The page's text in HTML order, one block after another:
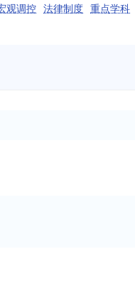
观调控 法律制度 重点学科